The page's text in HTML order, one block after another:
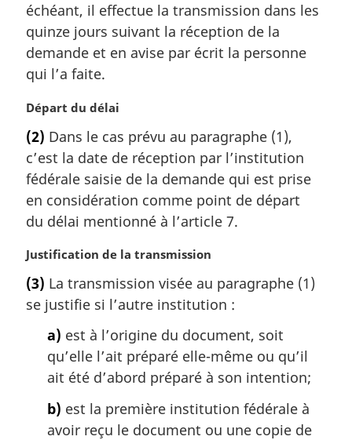
e
:
échéant, il effectue la transmission dans les
quinze jours suivant la réception de la
demande et en avise par écrit la personne
qui l’a faite.
N
t
e
m
r
g
n
a
e
Départ du délai
(2) Dans le cas prévu au paragraphe (1),
c’est la date de réception par l’institution
fédérale saisie de la demande qui est prise
en considération comme point de départ
du délai mentionné à l’article 7.
N
t
e
Justification de la transmission
(3) La transmission visée au paragraphe (1)
se justifie si l’autre institution :
a) est à l’origine du document, soit
qu’elle l’ait préparé elle-même ou qu’il
ait été d’abord préparé à son intention;
b) est la première institution fédérale à
avoir reçu le document ou une copie de